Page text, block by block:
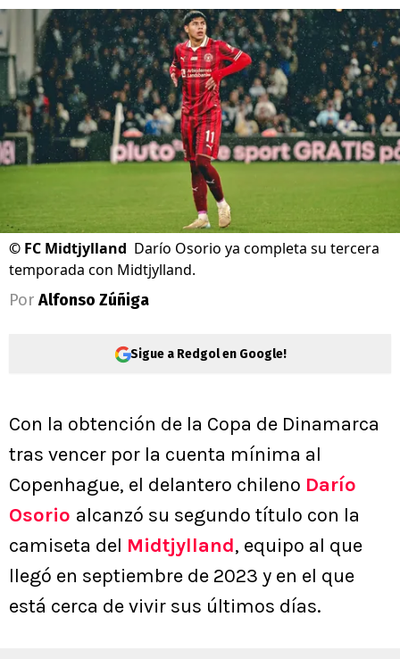
© FC Midtjylland Darío Osorio ya completa su tercera
temporada con Midtjylland.
Por Alfonso Zúñiga
Sigue a Redgol en Google!
Con la obtención de la Copa de Dinamarca
tras vencer por la cuenta mínima al
Copenhague, el delantero chileno Darío
Osorio alcanzó su segundo título con la
camiseta del Midtjylland, equipo al que
llegó en septiembre de 2023 y en el que
está cerca de vivir sus últimos días.